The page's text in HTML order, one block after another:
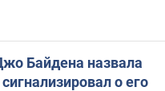
Байдена назвала
о его